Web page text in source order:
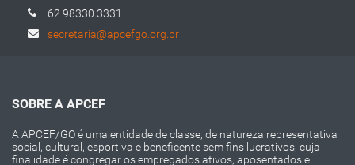
62 98330.3331
secretaria@apcefgo.org.br
SOBRE A APCEF
A APCEF/GO é uma entidade de classe, de natureza representativa
social, cultural, esportiva e beneficente sem fins lucrativos, cuja
finalidade é congregar os empregados ativos, aposentados e